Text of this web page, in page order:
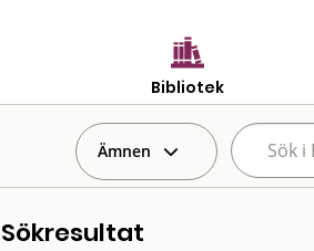
Bibliotek
Ämnen
Sökresultat